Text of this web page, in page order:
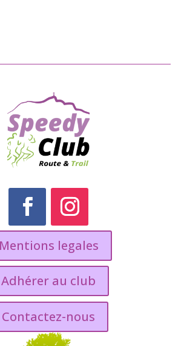
Mentions legales
Adhérer au club
Contactez-nous